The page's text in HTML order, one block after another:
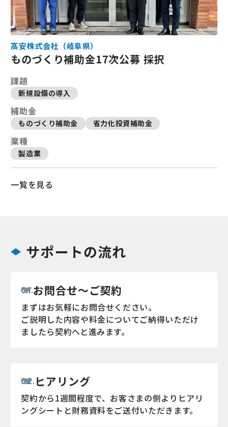
髙安株式会社（岐阜県）
ものづくり補助金17次公募 採択
課題
新規設備の導入
補助金
ものづくり補助金 省力化投資補助金
業種
製造業
一覧を見る
サポートの流れ
01.お問合せ〜ご契約
まずはお気軽にお問合せください。
ご説明した内容や料金についてご納得いただけ
ましたら契約へと進みます。
02. ヒアリング
契約から1週間程度で、お客さまの側よりヒアリ
ングシートと財務資料をご送付いただきます。